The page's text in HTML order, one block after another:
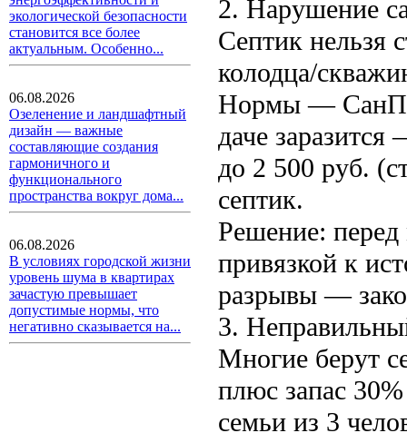
экологической безопасности
становится все более
актуальным. Особенно...
06.08.2026
Озеленение и ландшафтный
дизайн — важные
составляющие создания
гармоничного и
функционального
пространства вокруг дома...
06.08.2026
В условиях городской жизни
уровень шума в квартирах
зачастую превышает
допустимые нормы, что
негативно сказывается на...
2. Нарушение
Септик нельзя
колодца/
Нормы —
даче
до 2 500 руб.
септик.
Решение: перед
привязкой к
разрывы —
3.
Многие берут
плюс запас
семьи из 3